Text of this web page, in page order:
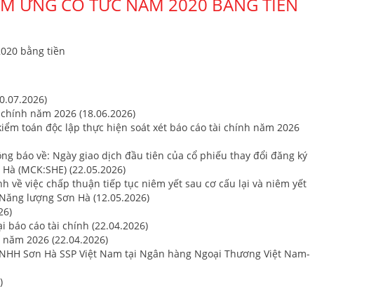
bằng tiền
năm 2026 (18.06.2026)
toán độc lập thực hiện soát xét báo cáo tài chính năm 2026
báo về: Ngày giao dịch đầu tiên của cổ phiếu thay đổi đăng ký
(MCK:SHE) (22.05.2026)
về việc chấp thuận tiếp tục niêm yết sau cơ cấu lại và niêm yết
lượng Sơn Hà (12.05.2026)
báo cáo tài chính (22.04.2026)
2026 (22.04.2026)
Sơn Hà SSP Việt Nam tại Ngân hàng Ngoại Thương Việt Nam-